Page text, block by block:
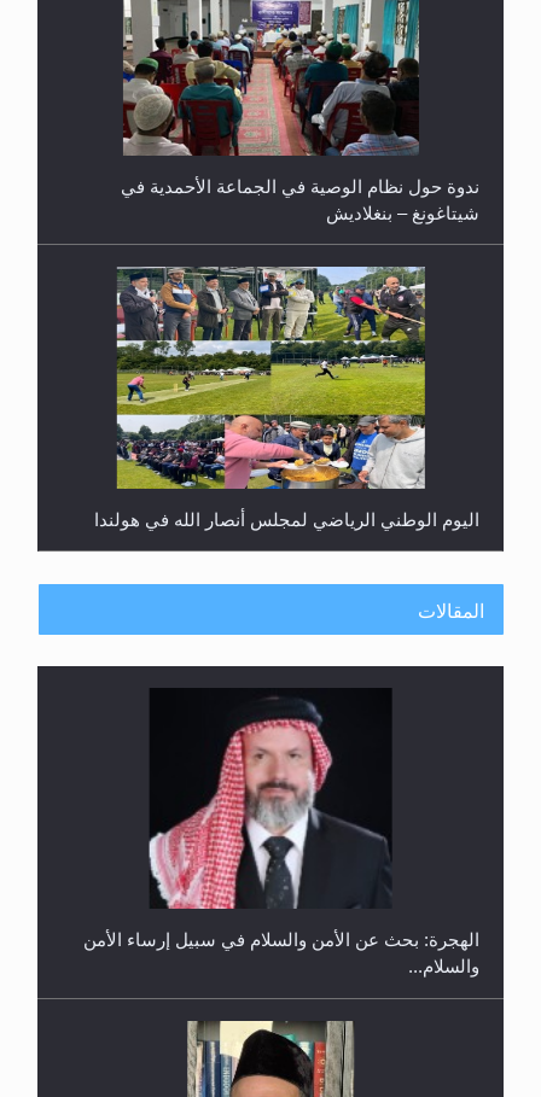
ندوة حول نظام الوصية في الجماعة الأحمدية في
شيتاغونغ – بنغلاديش
اليوم الوطني الرياضي لمجلس أنصار الله في هولندا
إتمام حفظ القرآن الكريم لثلاثة طلاب من مدرسة الحفظ
المقالات
الهجرة: بحث عن الأمن والسلام في سبيل إرساء الأمن
والسلام...